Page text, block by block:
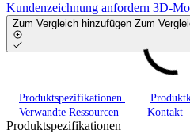
Kundenzeichnung anfordern 3D-
Zum Vergleich hinzufügen Zum
Produktspezifikationen
Verwandte Ressourcen
Kontakt
Produktspezifikationen